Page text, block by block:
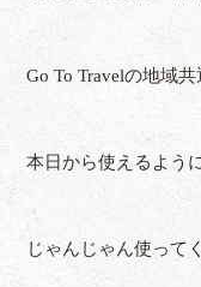
Go To Travelの地域
本日から使えるよう
じゃんじゃん使って